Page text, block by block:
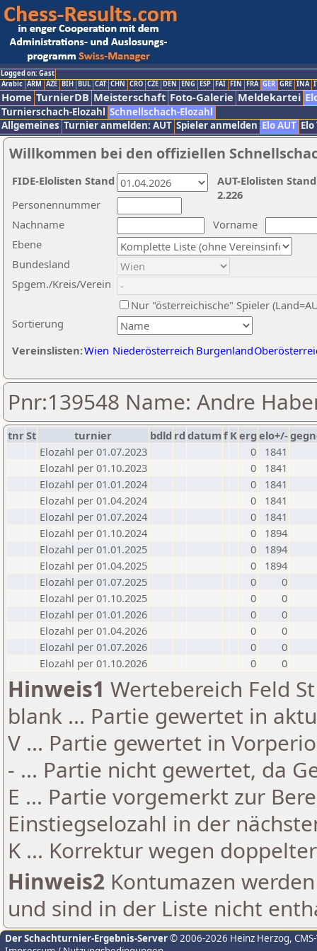
Logged on: Gast
Arabic ARM AZE BIH BUL CAT CHN CRO CZE DEN ENG ESP FAI FIN FRA GER GRE INA
Home TurnierDB Meisterschaft Foto-Galerie Meldekartei
Turnierschach-Elozahl Schnellschach-Elozahl
Allgemeines Turnier anmelden: AUT Spieler anmelden Elo AUT
Willkommen bei den offiziellen
Nachname
Vorname
Ebene
Sortierung
Personennummer
Bundesland
Spgem./Kreis/Verein
Nur "österreichische" Spieler
Vereinslisten:Wien Niederösterreich Burgenland
AUT-Elolisten
2.226
FIDE-Elolisten Stand
Pnr:139548 Name: Andre
tnrSt turnier bdld rd datumf Kerg elo+/-
Elozahl per 01.07.2023
0
1841
Elozahl per 01.10.2023
0
1841
Elozahl per 01.01.2024
0
1841
Elozahl per 01.04.2024
0
1841
Elozahl per 01.07.2024
0
1841
Elozahl per 01.10.2024
0
1894
Elozahl per 01.01.2025
0
1894
Elozahl per 01.04.2025
0
1894
Elozahl per 01.07.2025
0
0
Elozahl per 01.10.2025
0
0
Elozahl per 01.01.2026
0
0
Elozahl per 01.04.2026
0
0
Elozahl per 01.07.2026
0
0
Elozahl per 01.10.2026
0 0
Hinweis1 Wertebereich Feld
blank ... Partie gewertet in
V ... Partie gewertet in
- ... Partie nicht gewertet, da
E ... Partie vorgemerkt zur
Einstiegselozahl in der
K ... Korrektur wegen
Hinweis2 Kontumazen
und sind in der Liste nicht
Der Schachturnier-Ergebnis-Server© 2006-2026 Heinz Herzog,